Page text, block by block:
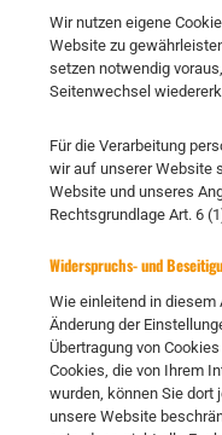
Wir nutzen eigene
Website zu
setzen notwendig
Seitenwechsel
Für die Verarbeitung
wir auf unserer Website
Website und unseres
Rechtsgrundlage Art. 6
Widerspruchs- und
Wie einleitend in
Änderung der
Übertragung von
Cookies, die von Ihrem
wurden, können Sie dort
unsere Website